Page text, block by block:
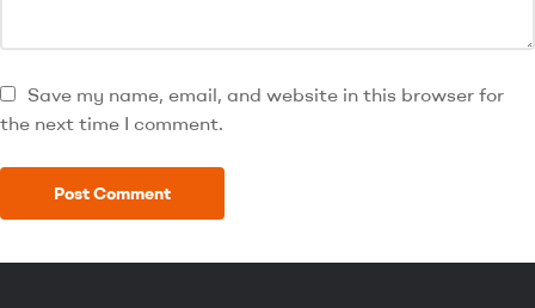
Save my name, email, and website in this browser for
the next time I comment.